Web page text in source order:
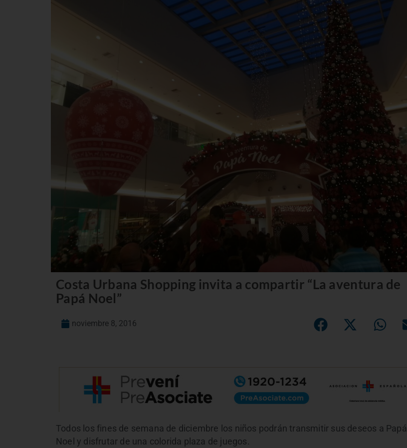
Costa Urbana Shopping invita a compartir “La aventura de
Papá Noel”
noviembre 8, 2016
Todos los fines de semana de diciembre los niños podrán transmitir sus deseos a Papá
Noel y disfrutar de una colorida plaza de juegos.